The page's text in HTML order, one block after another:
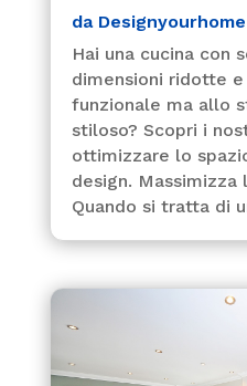
da Designyourhome
Hai una cucina con
dimensioni ridotte
funzionale ma allo
stiloso? Scopri i
ottimizzare lo
design. Massimizza
Quando si tratta di